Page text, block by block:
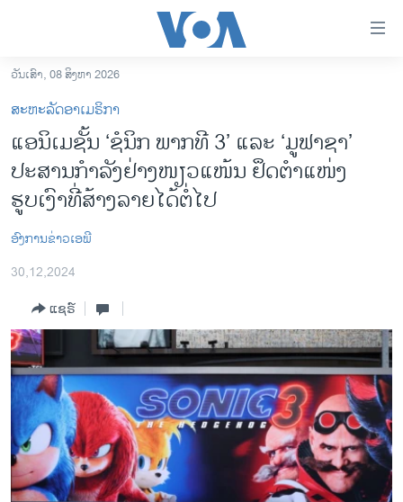
ເຂົ້າ
ຫາ
ຂ້າມ
ຂ້າມ
ໄປ
ຫາ
ຊອກ
ລາວ
ອາເມຣິກາ
ການເລືອກຕັ້ງ ປະທານາທີບໍດີ ສະຫະລັດ 2024
ອິດສະຫຼະພາບດ້ານການຂ່າວ
ຊີວິດຊາວລາວ
ຊຸມຊົນຊາວລາວ
ວິທະຍາສາດ-ເທັກໂນໂລຈີ
ທຸລະກິດ
ພາສາອັງກິດ
ວັນເສົາ, 08 ສິງຫາ 2026
ສະຫະລັດອາເມຣິກາ
ແອນິເມຊັ້ນ ‘ຊໍນິກ ພາກທີ 3’ ແລະ ‘ມູຟາຊາ’
ປະສານກຳລັງຢ່າງໜຽວແໜ້ນ ຢຶດຕຳແໜ່ງ
ຮູບເງົາທີ່ສ້າງລາຍໄດ້ຕໍ່ໄປ
ອົງການຂ່າວເອພີ
30,12,2024
ແຊຣ໌